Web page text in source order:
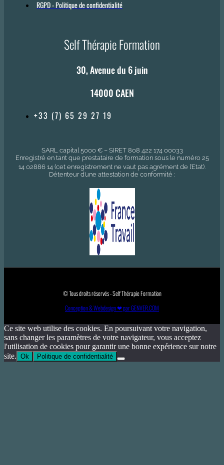
RGPD - Politique de confidentialité
Self Thérapie Formation
30, Avenue du 6 juin
14000 CAEN
+33 (7) 65 29 27 19
SARL capital 5000 € – SIRET 808 422 174 00033
Enregistré en tant que prestataire de formation sous le numéro 25
14 02886 14 (cet enregistrement ne vaut pas agrément de l’Etat).
Détenteur d’une attestation de conformité :
© Tous droits réservés - Self Thérapie Formation
Conception & Webdesign ❤ par GENVER.COM
Ce site web utilise des cookies. En poursuivant votre navigation,
sans changer les paramètres de votre navigateur, vous acceptez
l'utilisation de cookies pour garantir une bonne expérience sur notre
site. Ok Politique de confidentialité